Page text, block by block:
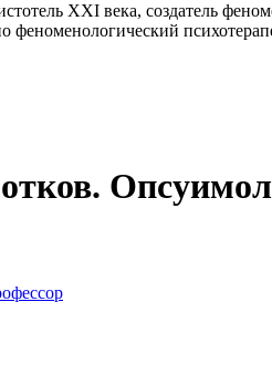
XXI века, создатель
феноменологический